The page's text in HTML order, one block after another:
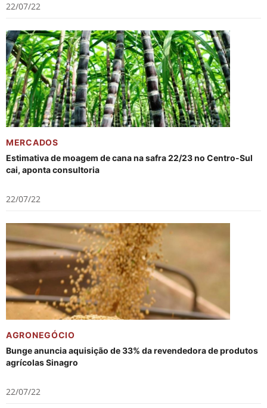
22/07/22
MERCADOS
Estimativa de moagem de cana na safra 22/23 no Centro-Sul
cai, aponta consultoria
22/07/22
AGRONEGÓCIO
Bunge anuncia aquisição de 33% da revendedora de produtos
agrícolas Sinagro
22/07/22